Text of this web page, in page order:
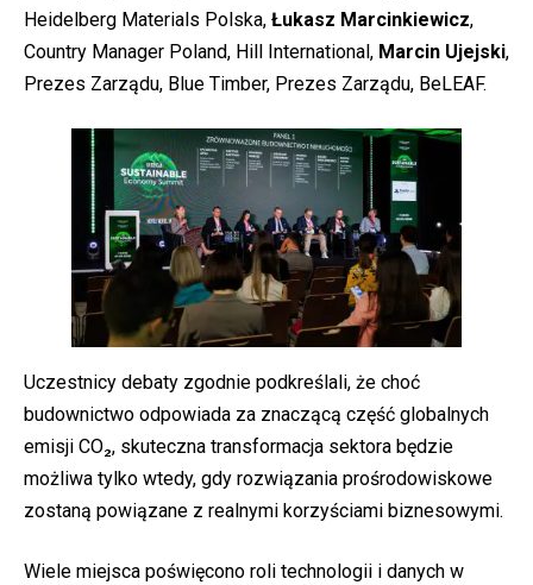
Heidelberg Materials Polska, Łukasz Marcinkiewicz,
Country Manager Poland, Hill International, Marcin Ujejski,
Prezes Zarządu, Blue Timber, Prezes Zarządu, BeLEAF.
Uczestnicy debaty zgodnie podkreślali, że choć
budownictwo odpowiada za znaczącą część globalnych
emisji CO₂, skuteczna transformacja sektora będzie
możliwa tylko wtedy, gdy rozwiązania prośrodowiskowe
zostaną powiązane z realnymi korzyściami biznesowymi.
Wiele miejsca poświęcono roli technologii i danych w